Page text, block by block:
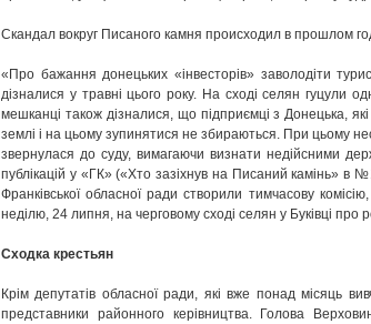
Скандал вокруг Писаного камня происходил в прошлом
«Про бажання донецьких «інвесторів» заволодіти
дізналися у травні цього року. На сході селян гуцули
мешканці також дізналися, що підприємці з Донецька,
землі і на цьому зупинятися не збираються. При цьому
звернулася до суду, вимагаючи визнати недійсними
публікацій у «ГК» («Хто зазіхнув на Писаний камінь» в
Франківської обласної ради створили тимчасову
неділю, 24 липня, на черговому сході селян у Буківці про
Сходка крестьян
Крім депутатів обласної ради, які вже понад місяць
представники районного керівництва. Голова